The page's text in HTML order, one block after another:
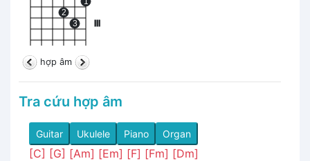
III
2
3
hợp âm
Tra cứu hợp âm
Guitar Ukulele Piano Organ
[C] [G] [Am] [Em] [F] [Fm] [Dm]